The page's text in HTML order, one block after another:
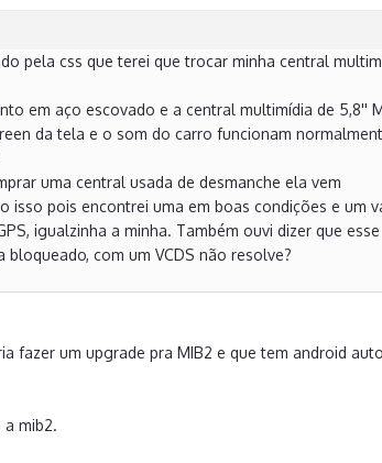
pela css que terei que trocar minha central
em aço escovado e a central multimídia de 5,8''
da tela e o som do carro funcionam
uma central usada de desmanche ela vem
isso pois encontrei uma em boas condições e um
igualzinha a minha. Também ouvi dizer que esse
com um VCDS não resolve?
fazer um upgrade pra MIB2 e que tem android
mib2.